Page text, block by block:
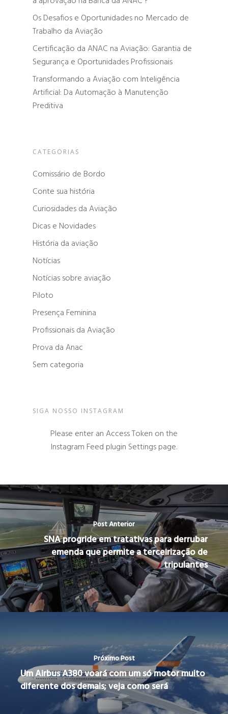
Os Desafios e Oportunidades no Mercado de
Trabalho da Aviação
Certificação da ANAC na Aviação: Garantia de
Segurança e Oportunidades Profissionais
Transformando a Aviação com Inteligência
Artificial: Da Automação à Manutenção
Preditiva
CATEGORIAS
Comissário de Bordo
Conte sua história
Curiosidades da Aviação
Dicas e Novidades
História da aviação
Notícias
Notícias sobre aviação
Piloto
Presença Feminina
Profissionais da Aviação
Prova da Anac
Sem categoria
SIGA NOSSO INSTAGRAM
Please enter an Access Token on the
Instagram Feed plugin Settings page.
Post Anterior
SNA progride em tratativas para derrubar
emenda que permite a terceirização de
tripulantes
Próximo Post
Um Airbus A380 voará com um só motor muito
diferente dos demais; veja como será